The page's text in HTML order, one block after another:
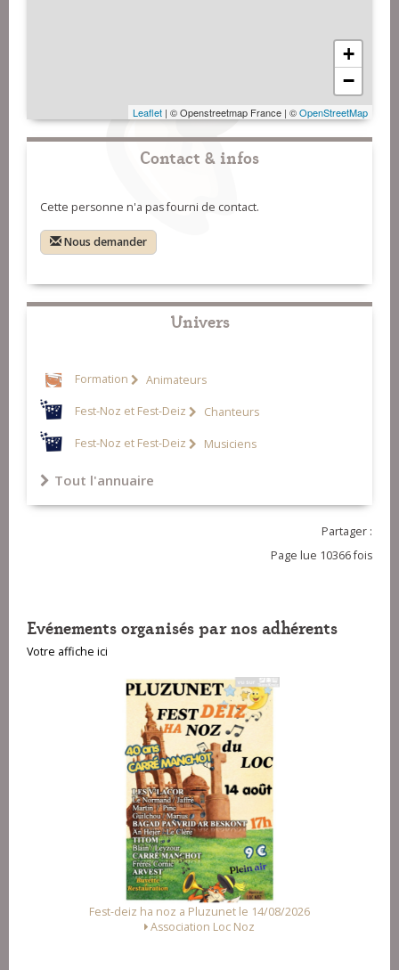
+
−
Leaflet | © Openstreetmap France | ©OpenStreetMap
Contact & infos
Cette personne n'a pas fourni de contact.
Nous demander
Univers
Formation Animateurs
Fest-Noz et Fest-Deiz Chanteurs
Fest-Noz et Fest-Deiz Musiciens
Tout l'annuaire
Partager :
Page lue 10366 fois
Evénements organisés par nos adhérents
Votre affiche ici
Fest-deiz ha noz a Pluzunet le 14/08/2026
Association Loc Noz